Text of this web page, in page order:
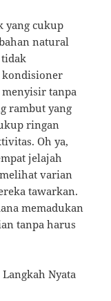
yang cukup
natural
kondisioner
tanpa
rambut yang
ringan
Oh ya,
jelajah
varian
tawarkan.
memadukan
tanpa harus
Nyata